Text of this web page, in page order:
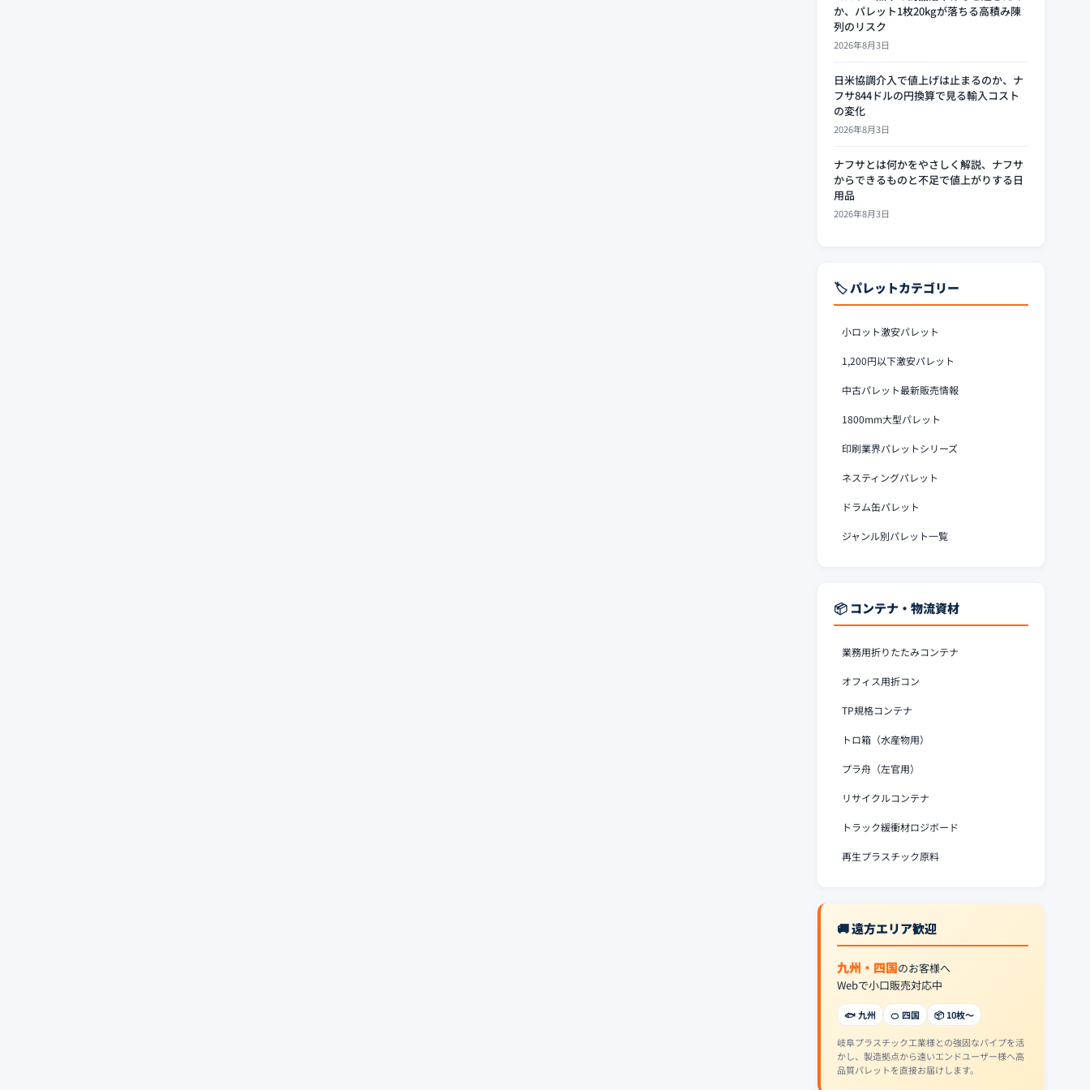
か、パレット1枚20kgが落ちる高積み陳
列のリスク
2026年8月3日
日米協調介入で値上げは止まるのか、ナ
フサ844ドルの円換算で見る輸入コスト
の変化
2026年8月3日
ナフサとは何かをやさしく解説、ナフサ
からできるものと不足で値上がりする日
用品
2026年8月3日
🏷️ パレットカテゴリー
小ロット激安パレット
1,200円以下激安パレット
中古パレット最新販売情報
1800mm大型パレット
印刷業界パレットシリーズ
ネスティングパレット
ドラム缶パレット
ジャンル別パレット一覧
📦 コンテナ・物流資材
業務用折りたたみコンテナ
オフィス用折コン
TP規格コンテナ
トロ箱（水産物用）
プラ舟（左官用）
リサイクルコンテナ
トラック緩衝材ロジボード
再生プラスチック原料
🚚 遠方エリア歓迎
九州・四国のお客様へ
Webで小口販売対応中
🐟 九州 🍊 四国 📦 10枚〜
岐阜プラスチック工業様との強固なパイプを活
かし、製造拠点から遠いエンドユーザー様へ高
品質パレットを直接お届けします。